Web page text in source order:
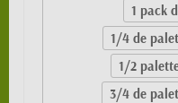
1 pack
1/4 de
1/2
3/4 de